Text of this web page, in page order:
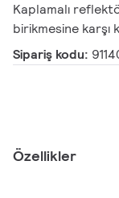
Kaplamalı
birikmesine karşı
Sipariş kodu:
Özellikler